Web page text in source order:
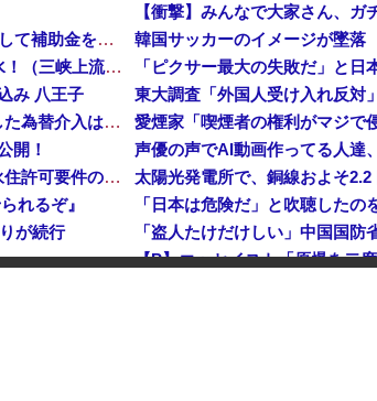
中国、止められないEV製造 売れず在庫山積み「売れたこと」にして補助金を騙し取る事案を思いつきが横行
中国「台風接近！」台風13号「三峡直撃予測」中国「上流大洪水！（三峡上流」中国都市「8/5の映像（動画」三峡ダム「緊急放流（決壊危機」中国「下流大水害（震え声」→
み 八王子
岸田文雄元首相「円安を阻止するために日米の通貨当局が実施した為替介入は一時しのぎに過ぎない」
開！
「あきれてモノが言えない」「国を維持できるの？」外国人の永住許可要件の厳格化で在日中国人の本音は？
れるぞ』
が続行
【衝撃】みんなで大家さん、
韓国サッカーのイメージが墜落
東大調査「外国人受け入れ反対
声優の声でAI動画作ってる人達